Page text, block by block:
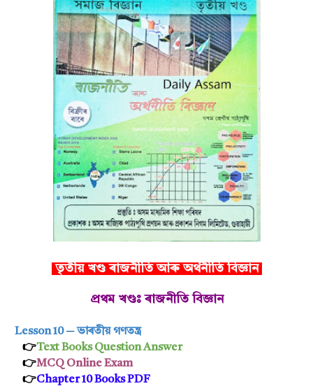
তৃতীয় খণ্ড ৰাজনীতি আৰু অৰ্থনীতি বিজ্ঞান
প্ৰথম খণ্ডঃ ৰাজনীতি বিজ্ঞান
Lesson 10─ভাৰতীয় গণতন্ত্ৰ
👉Text Books Question Answer
👉MCQ Online Exam
👉Chapter 10 Books PDF